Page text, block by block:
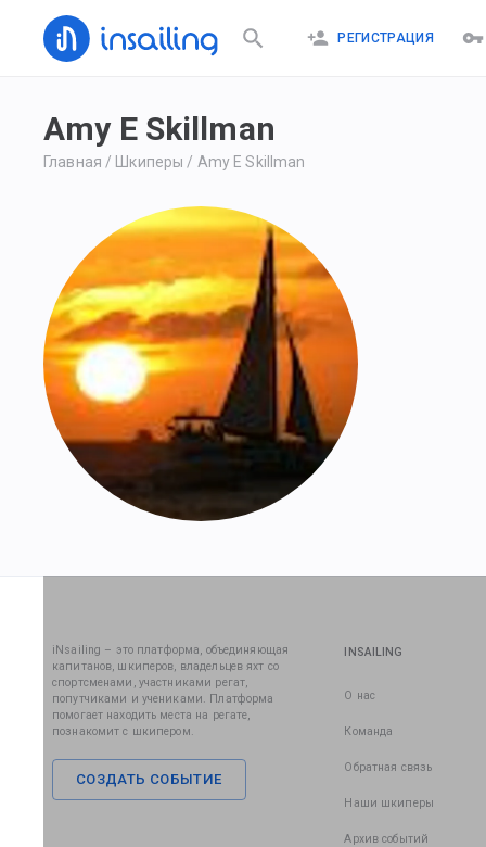
РЕГИСТРАЦИЯ
Amy E Skillman
Главная / Шкиперы / Amy E Skillman
iNsailing – это платформа, объединяющая
капитанов, шкиперов, владельцев яхт со
спортсменами, участниками регат,
попутчиками и учениками. Платформа
помогает находить места на регате,
познакомит с шкипером.
СОЗДАТЬ СОБЫТИЕ
INSAILING
О нас
Команда
Обратная связь
Наши шкиперы
Архив событий